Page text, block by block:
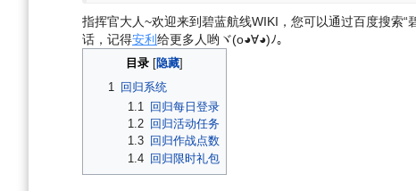
指挥官大人~欢迎来到碧蓝航线WIKI，您可以通过百度搜索“
话，记得安利 给更多人哟ヾ(o◕∀◕)ﾉ。
目录
1
回归系统
1.1
回归每日登录
1.2
回归活动任务
1.3
回归作战点数
1.4 回归限时礼包